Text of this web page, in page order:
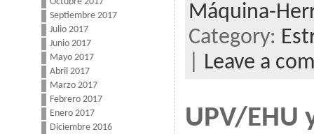
Septiembre 2017
Julio 2017
Junio 2017
Mayo 2017
Abril 2017
Marzo 2017
Febrero 2017
Enero 2017
Diciembre 2016
Máquina-
Category:
Leave a
UPV/EHU